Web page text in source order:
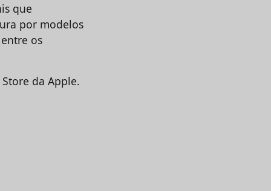
que
por modelos
os
da Apple.